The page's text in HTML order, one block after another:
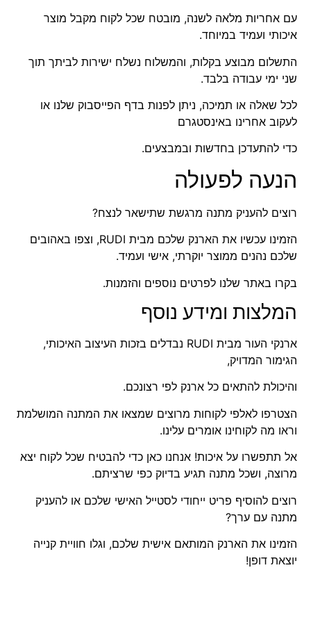
עם אחריות מלאה לשנה, מובטח שכל לקוח מקבל מוצר
איכותי ועמיד במיוחד.
התשלום מבוצע בקלות, והמשלוח נשלח ישירות לביתך תוך
שני ימי עבודה בלבד.
לכל שאלה או תמיכה, ניתן לפנות בדף הפייסבוק שלנו או
לעקוב אחרינו באינסטגרם
כדי להתעדכן בחדשות ובמבצעים.
הנעה לפעולה
רוצים להעניק מתנה מרגשת שתישאר לנצח?
הזמינו עכשיו את הארנק שלכם מבית RUDI, וצפו באהובים
שלכם נהנים ממוצר יוקרתי, אישי ועמיד.
בקרו באתר שלנו לפרטים נוספים והזמנות.
המלצות ומידע נוסף
ארנקי העור מבית RUDI נבדלים בזכות העיצוב האיכותי,
הגימור המדויק,
והיכולת להתאים כל ארנק לפי רצונכם.
הצטרפו לאלפי לקוחות מרוצים שמצאו את המתנה המושלמת
וראו מה לקוחינו אומרים עלינו.
אל תתפשרו על איכות! אנחנו כאן כדי להבטיח שכל לקוח יצא
מרוצה, ושכל מתנה תגיע בדיוק כפי שרציתם.
רוצים להוסיף פריט ייחודי לסטייל האישי שלכם או להעניק
מתנה עם ערך?
הזמינו את הארנק המותאם אישית שלכם, וגלו חוויית קנייה
יוצאת דופן!